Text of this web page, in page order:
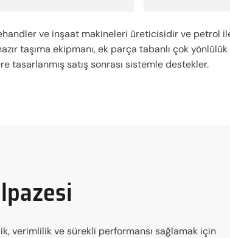
ve inşaat makineleri üreticisidir ve petrol
taşıma ekipmanı, ek parça tabanlı çok
tasarlanmış satış sonrası sistemle destekler.
verimlilik ve sürekli performansı sağlamak için